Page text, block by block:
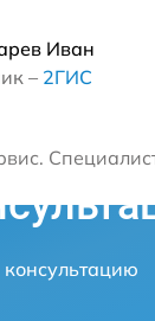
Иван
– 2ГИС